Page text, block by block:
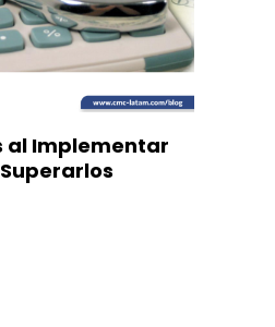
al Implementar